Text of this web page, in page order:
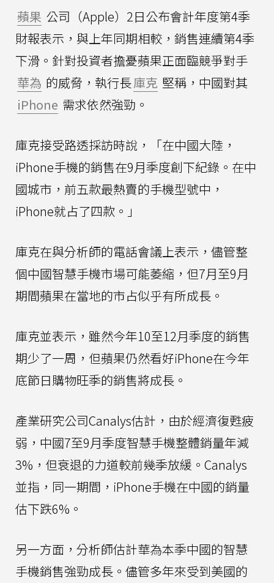
蘋果 公司（Apple）2日公布會計年度第4季
財報表示，與上年同期相較，銷售連續第4季
下滑。針對投資者擔憂蘋果正面臨競爭對手
華為 的威脅，執行長庫克 堅稱，中國對其
iPhone 需求依然強勁。
庫克接受路透採訪時說，「在中國大陸，
iPhone手機的銷售在9月季度創下紀錄。在中
國城市，前五款最熱賣的手機型號中，
iPhone就占了四款。」
庫克在與分析師的電話會議上表示，儘管整
個中國智慧手機市場可能萎縮，但7月至9月
期間蘋果在當地的市占似乎有所成長。
庫克並表示，雖然今年10至12月季度的銷售
期少了一周，但蘋果仍然看好iPhone在今年
底節日購物旺季的銷售將成長。
產業研究公司Canalys估計，由於經濟復甦疲
弱，中國7至9月季度智慧手機整體銷量年減
3%，但衰退的力道較前幾季放緩。Canalys
並指，同一期間，iPhone手機在中國的銷量
估下跌6%。
另一方面，分析師估計華為本季中國的智慧
手機銷售強勁成長。儘管多年來受到美國的